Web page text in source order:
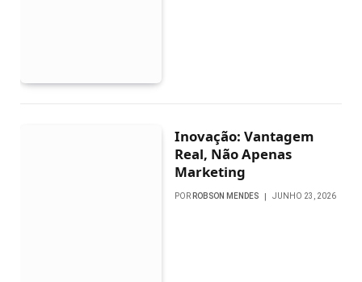
Inovação: Vantagem
Real, Não Apenas
Marketing
POR ROBSON MENDES JUNHO 23, 2026